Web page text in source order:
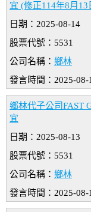
宜 (修正114年8月13
日期：2025-08-14
股票代號：5531
公司名稱： 鄉林
發言時間：2025-08-
鄉林代子公司FAST
宜
日期：2025-08-13
股票代號：5531
公司名稱： 鄉林
發言時間：2025-08-